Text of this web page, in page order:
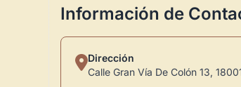
Información de
Dirección
Calle Gran Vía De Colón 13,